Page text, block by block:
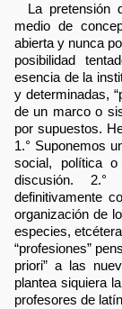
La pretensión
medio de
abierta y nunca
posibilidad
esencia de la
y determinadas,
de un marco o
por supuestos.
1.° Suponemos
social, política
discusión.
definitivamente
organización de
especies,
“profesiones”
priori” a las
plantea siquiera
profesores de